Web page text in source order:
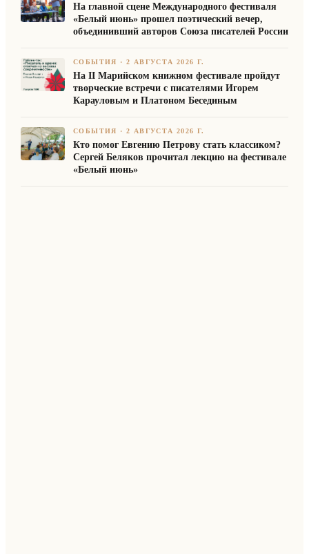
На главной сцене Международного фестиваля
«Белый июнь» прошел поэтический вечер,
объединивший авторов Союза писателей России
СОБЫТИЯ ·2 АВГУСТА 2026 Г.
На II Марийском книжном фестивале пройдут
творческие встречи с писателями Игорем
Карауловым и Платоном Бесединым
СОБЫТИЯ ·2 АВГУСТА 2026 Г.
Кто помог Евгению Петрову стать классиком?
Сергей Беляков прочитал лекцию на фестивале
«Белый июнь»